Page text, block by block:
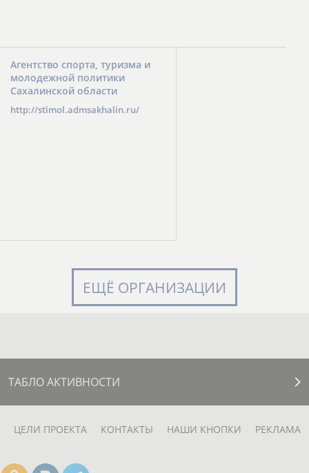
Агентство спорта, туризма и
молодежной политики
Сахалинской области
http://stimol.admsakhalin.ru/
ЕЩЁ ОРГАНИЗАЦИИ
ТАБЛО АКТИВНОСТИ
ЦЕЛИ ПРОЕКТА КОНТАКТЫ НАШИ КНОПКИ РЕКЛАМА